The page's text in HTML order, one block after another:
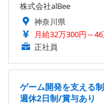
株式会社alBee
神奈川県
月給32万300円～
正社員
ゲーム開発を支える
週休2日制/賞与あり